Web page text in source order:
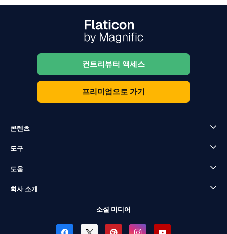
컨트리뷰터 액세스
프리미엄으로 가기
콘텐츠
도구
도움
회사 소개
소셜 미디어